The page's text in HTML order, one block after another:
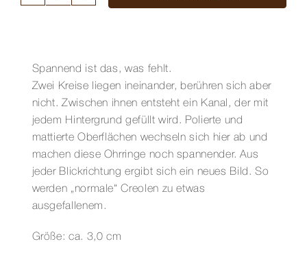
Menge
Spannend ist das, was fehlt.
Zwei Kreise liegen ineinander, berühren sich aber
nicht. Zwischen ihnen entsteht ein Kanal, der mit
jedem Hintergrund gefüllt wird. Polierte und
mattierte Oberflächen wechseln sich hier ab und
machen diese Ohrringe noch spannender. Aus
jeder Blickrichtung ergibt sich ein neues Bild. So
werden „normale“ Creolen zu etwas
ausgefallenem.
Größe: ca. 3,0 cm